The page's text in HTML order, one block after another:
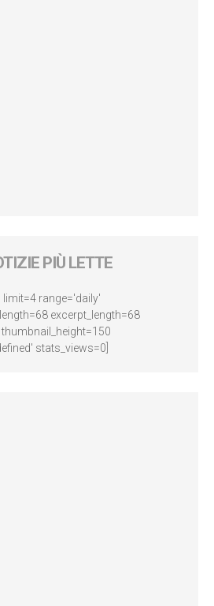
PIÙ LETTE
range='daily'
excerpt_length=68
stats_views=0]